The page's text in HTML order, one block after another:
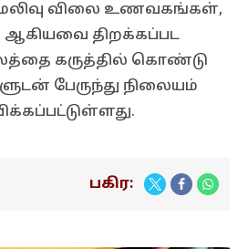
மலிவு விலை உணவகங்கள்,
திறக்கப்பட
கருத்தில் கொண்டு
பேருந்து நிலையம்
பகிர: